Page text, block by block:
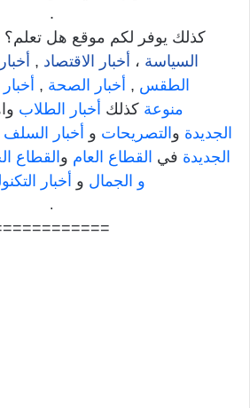
.
كذلك يوفر لكم موقع هل تعلم؟
السياسة ، أخبار الاقتصاد ,
الطقس , أخبار الصحة , أخبار
منوعة كذلك أخبار الطلاب
الجديدة والتصريحات و أخبار
الجديدة في القطاع العام والقطاع
و الجمال و أخبار
.